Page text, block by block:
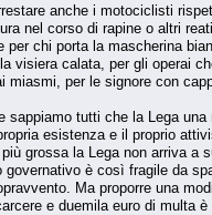
anche i motociclisti
nel corso di rapine o altri
per chi porta la mascherina
visiera calata, per gli operai
miasmi, per le signore con
sappiamo tutti che la Lega
esistenza e il proprio
grossa la Lega non arriva a
governativo è così fragile da
Ma proporre una
e duemila euro di multa